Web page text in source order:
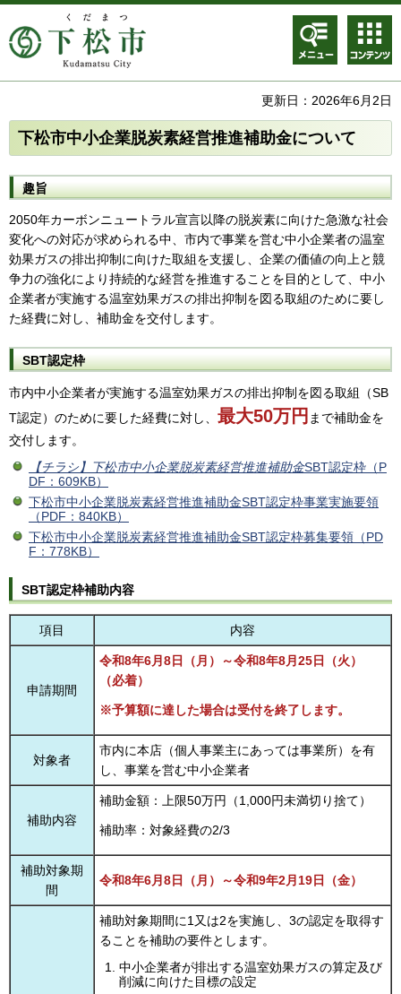
メニュ
ー
コンテ
ンツメ
ニュー
更新日：2026年6月2日
下松市中小企業脱炭素経営推進補助金について
趣旨
2050年カーボンニュートラル宣言以降の脱炭素に向けた急激な社会
変化への対応が求められる中、市内で事業を営む中小企業者の温室
効果ガスの排出抑制に向けた取組を支援し、企業の価値の向上と競
争力の強化により持続的な経営を推進することを目的として、中小
企業者が実施する温室効果ガスの排出抑制を図る取組のために要し
た経費に対し、補助金を交付します。
SBT認定枠
市内中小企業者が実施する温室効果ガスの排出抑制を図る取組（SB
T認定）のために要した経費に対し、 最大50万円 まで補助金を
交付します。
【チラシ】下松市中小企業脱炭素経営推進補助金SBT認定枠（P
DF：609KB）
下松市中小企業脱炭素経営推進補助金SBT認定枠事業実施要領
（PDF：840KB）
下松市中小企業脱炭素経営推進補助金SBT認定枠募集要領（PD
F：778KB）
SBT認定枠補助内容
項目 内容
申請期間
令和8年6月8日（月）～令和8年8月25日（火）
（必着）
※予算額に達した場合は受付を終了します。
対象者
市内に本店（個人事業主にあっては事業所）を有
し、事業を営む中小企業者
補助内容
補助金額：上限50万円（1,000円未満切り捨て）
補助率：対象経費の2/3
補助対象期
間
令和8年6月8日（月）～令和9年2月19日（金）
補助対象期間に1又は2を実施し、3の認定を取得す
ることを補助の要件とします。
中小企業者が排出する温室効果ガスの算定及び
削減に向けた目標の設定